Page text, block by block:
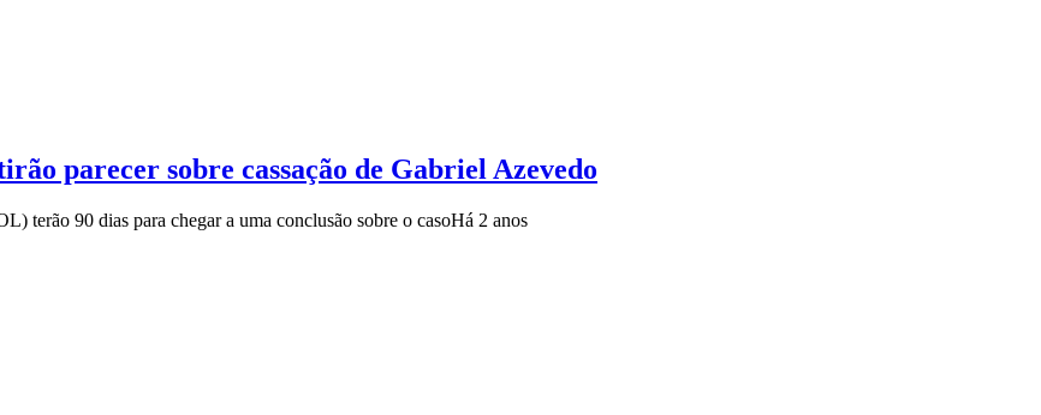
parecer sobre cassação de Gabriel Azevedo
terão 90 dias para chegar a uma conclusão sobre o casoHá 2 anos